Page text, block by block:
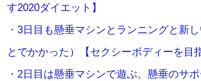
す2020ダイエット】
・ 3日目も懸垂マシンとランニングと新
とでかかった）【セクシーボディーを目
・ 2日目は懸垂マシンで遊ぶ。懸垂のサ